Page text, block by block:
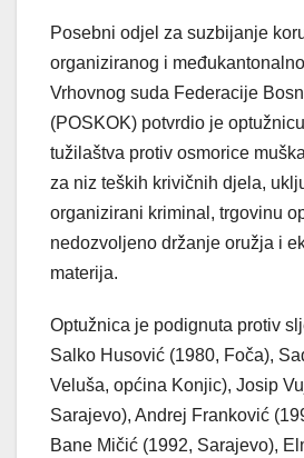
Posebni odjel za suzbijanje
organiziranog i
Vrhovnog suda Federacije
(POSKOK) potvrdio je
tužilaštva protiv osmorice
za niz teških krivičnih djela,
organizirani kriminal, trgovinu
nedozvoljeno držanje oružja i
materija.
Optužnica je podignuta protiv
Salko Husović (1980, Foča),
Veluša, općina Konjic), Josip
Sarajevo), Andrej Franković
Bane Mičić (1992, Sarajevo),